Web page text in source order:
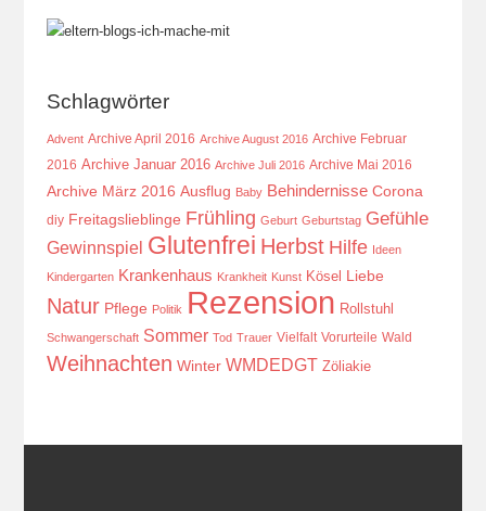
Schlagwörter
Advent Archive April 2016 Archive August 2016 Archive Februar
2016 Archive Januar 2016 Archive Juli 2016 Archive Mai 2016
Archive März 2016 Ausflug Baby Behindernisse Corona
diy Freitagslieblinge Frühling Geburt Geburtstag Gefühle
Gewinnspiel Glutenfrei Herbst Hilfe Ideen
Kindergarten Krankenhaus Krankheit Kunst Kösel Liebe
Natur Pflege Politik Rezension Rollstuhl
Schwangerschaft Sommer Tod Trauer Vielfalt Vorurteile Wald
Weihnachten Winter WMDEDGT Zöliakie